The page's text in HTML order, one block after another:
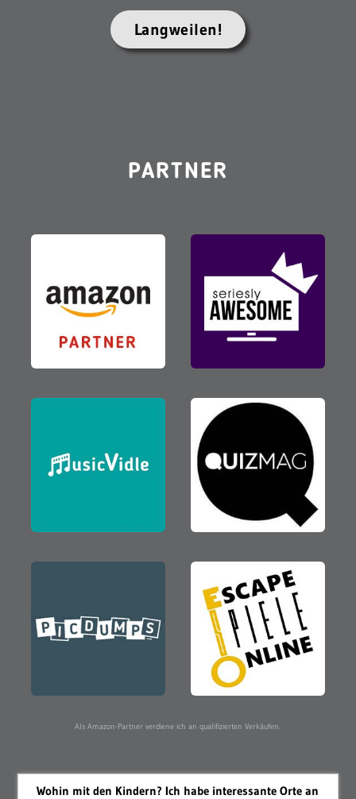
Langweilen!
PARTNER
Als Amazon-Partner verdiene ich an qualifizierten Verkäufen.
Wohin mit den Kindern? Ich habe interessante Orte an